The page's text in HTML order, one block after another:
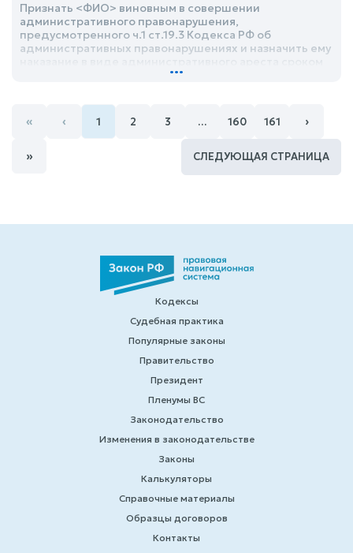
Признать <ФИО> виновным в совершении
административного правонарушения,
предусмотренного ч.1 ст.19.3 Кодекса РФ об
административных правонарушениях и назначить ему
на 4 (четверо) суток с содержанием в спецприемнике
...
« ‹ 1 2 3 … 160 161 ›
» СЛЕДУЮЩАЯ СТРАНИЦА
Кодексы
Судебная практика
Популярные законы
Правительство
Президент
Пленумы ВС
Законодательство
Изменения в законодательстве
Законы
Калькуляторы
Справочные материалы
Образцы договоров
Контакты